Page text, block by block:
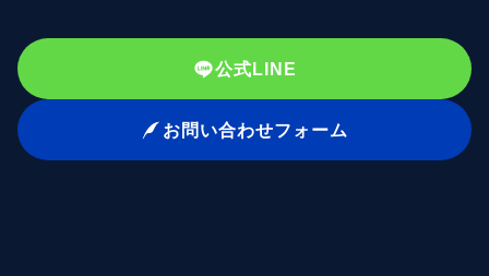
公式LINE
お問い合わせフォーム